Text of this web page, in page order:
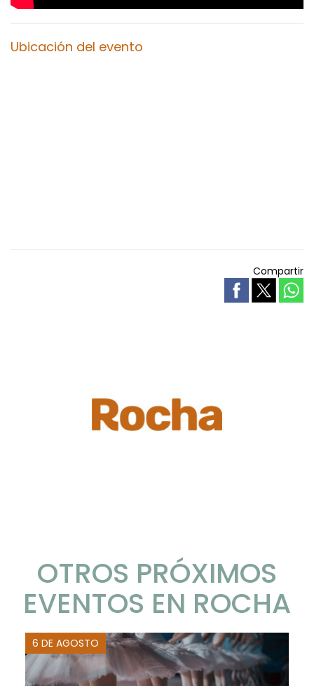
Ubicación del evento
Compartir
OTROS PRÓXIMOS
EVENTOS EN ROCHA
6 DE AGOSTO